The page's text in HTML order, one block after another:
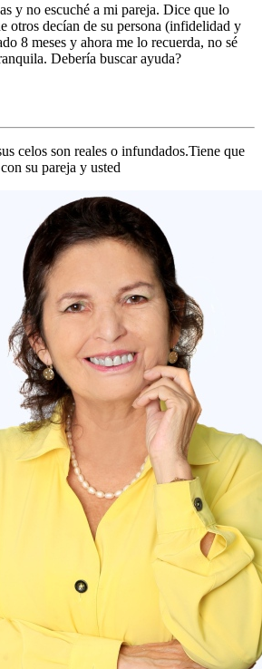
y no escuché a mi pareja. Dice que lo
otros decían de su persona (infidelidad y
8 meses y ahora me lo recuerda, no sé
Debería buscar ayuda?
celos son reales o infundados.Tiene que
su pareja y usted